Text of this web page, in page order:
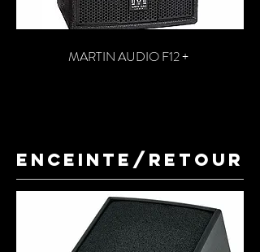
MARTIN AUDIO F12 +
ENCEINTE/RETOUR